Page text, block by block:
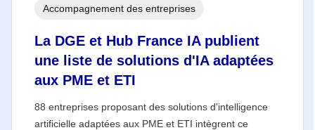
La DGE et Hub France IA publient
une liste de solutions d'IA adaptées
aux PME et ETI
88 entreprises proposant des solutions d'intelligence
artificielle adaptées aux PME et ETI intègrent ce
Accompagnement des entreprises